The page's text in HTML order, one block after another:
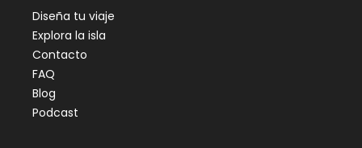
Diseña tu viaje
Explora la isla
Contacto
FAQ
Blog
Podcast